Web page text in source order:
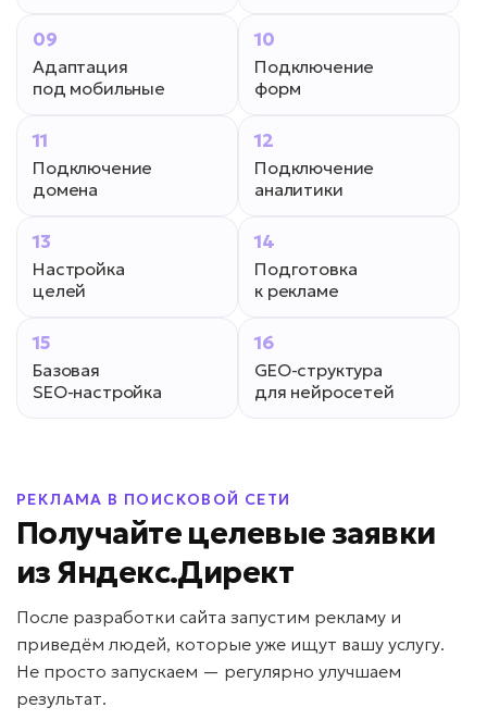
09
Адаптация
под мобильные
10
Подключение
форм
11
Подключение
домена
12
Подключение
аналитики
13
Настройка
целей
14
Подготовка
к рекламе
15
Базовая
SEO-настройка
16
GEO-структура
для нейросетей
РЕКЛАМА В ПОИСКОВОЙ СЕТИ
Получайте целевые заявки
из Яндекс.Директ
После разработки сайта запустим рекламу и
приведём людей, которые уже ищут вашу услугу.
Не просто запускаем — регулярно улучшаем
результат.